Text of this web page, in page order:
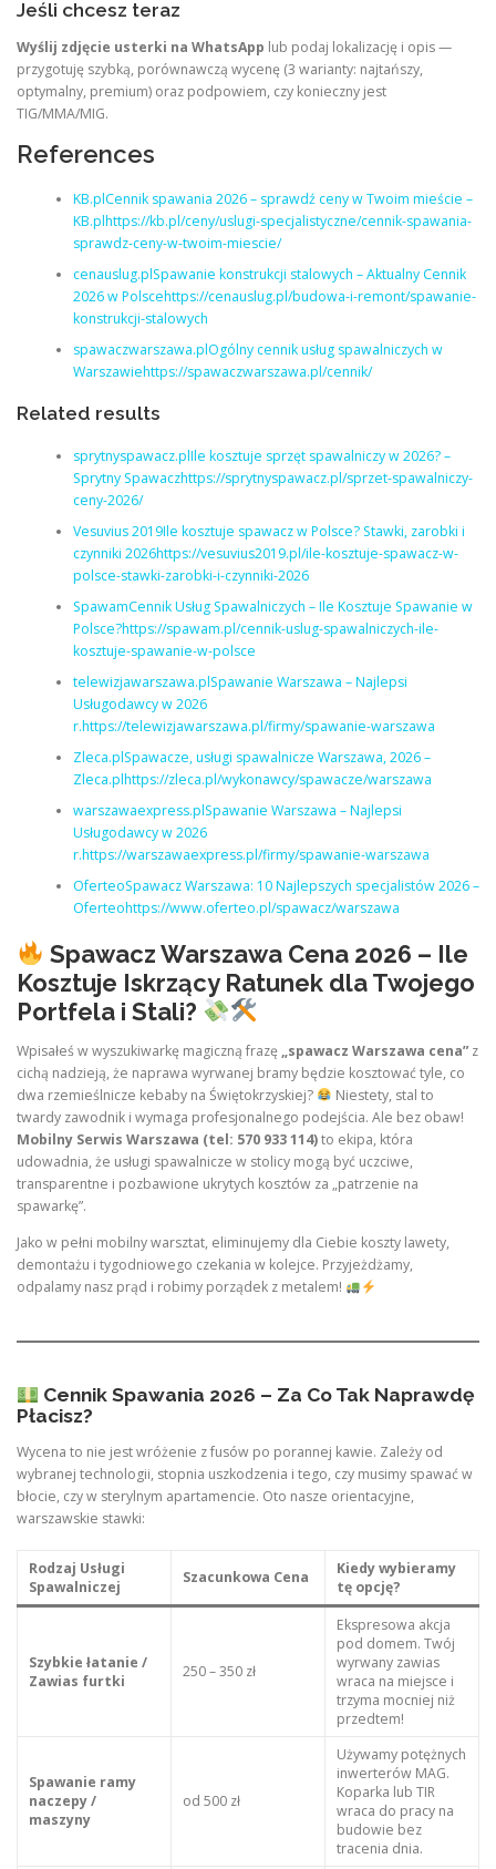
Jeśli chcesz teraz
Wyślij zdjęcie usterki na WhatsApp lub podaj lokalizację i opis —
przygotuję szybką, porównawczą wycenę (3 warianty: najtańszy,
optymalny, premium) oraz podpowiem, czy konieczny jest
TIG/MMA/MIG.
References
KB.plCennik spawania 2026 – sprawdź ceny w Twoim mieście –
KB.plhttps://kb.pl/ceny/uslugi-specjalistyczne/cennik-spawania-
sprawdz-ceny-w-twoim-miescie/
cenauslug.plSpawanie konstrukcji stalowych – Aktualny Cennik
2026 w Polscehttps://cenauslug.pl/budowa-i-remont/spawanie-
konstrukcji-stalowych
spawaczwarszawa.plOgólny cennik usług spawalniczych w
Warszawiehttps://spawaczwarszawa.pl/cennik/
Related results
sprytnyspawacz.plIle kosztuje sprzęt spawalniczy w 2026? –
Sprytny Spawaczhttps://sprytnyspawacz.pl/sprzet-spawalniczy-
ceny-2026/
Vesuvius 2019Ile kosztuje spawacz w Polsce? Stawki, zarobki i
czynniki 2026https://vesuvius2019.pl/ile-kosztuje-spawacz-w-
polsce-stawki-zarobki-i-czynniki-2026
SpawamCennik Usług Spawalniczych – Ile Kosztuje Spawanie w
Polsce?https://spawam.pl/cennik-uslug-spawalniczych-ile-
kosztuje-spawanie-w-polsce
telewizjawarszawa.plSpawanie Warszawa – Najlepsi
Usługodawcy w 2026
r.https://telewizjawarszawa.pl/firmy/spawanie-warszawa
Zleca.plSpawacze, usługi spawalnicze Warszawa, 2026 –
Zleca.plhttps://zleca.pl/wykonawcy/spawacze/warszawa
warszawaexpress.plSpawanie Warszawa – Najlepsi
Usługodawcy w 2026
r.https://warszawaexpress.pl/firmy/spawanie-warszawa
OferteoSpawacz Warszawa: 10 Najlepszych specjalistów 2026 –
Oferteohttps://www.oferteo.pl/spawacz/warszawa
Spawacz Warszawa Cena 2026 – Ile
Kosztuje Iskrzący Ratunek dla Twojego
Portfela i Stali?
Wpisałeś w wyszukiwarkę magiczną frazę „spawacz Warszawa cena”z
cichą nadzieją, że naprawa wyrwanej bramy będzie kosztować tyle, co
dwa rzemieślnicze kebaby na Świętokrzyskiej?
Niestety, stal to
twardy zawodnik i wymaga profesjonalnego podejścia. Ale bez obaw!
Mobilny Serwis Warszawa (tel: 570 933 114)to ekipa, która
udowadnia, że usługi spawalnicze w stolicy mogą być uczciwe,
transparentne i pozbawione ukrytych kosztów za „patrzenie na
spawarkę”.
Jako w pełni mobilny warsztat, eliminujemy dla Ciebie koszty lawety,
demontażu i tygodniowego czekania w kolejce. Przyjeżdżamy,
odpalamy nasz prąd i robimy porządek z metalem!
Cennik Spawania 2026 – Za Co Tak Naprawdę
Płacisz?
Wycena to nie jest wróżenie z fusów po porannej kawie. Zależy od
wybranej technologii, stopnia uszkodzenia i tego, czy musimy spawać w
błocie, czy w sterylnym apartamencie. Oto nasze orientacyjne,
warszawskie stawki:
Rodzaj Usługi
Spawalniczej
Szacunkowa Cena
Kiedy wybieramy
tę opcję?
Szybkie łatanie /
Zawias furtki
250 – 350 zł
Ekspresowa akcja
pod domem. Twój
wyrwany zawias
wraca na miejsce i
trzyma mocniej niż
przedtem!
Spawanie ramy
naczepy /
maszyny
od 500 zł
Używamy potężnych
inwerterów MAG.
Koparka lub TIR
wraca do pracy na
budowie bez
tracenia dnia.